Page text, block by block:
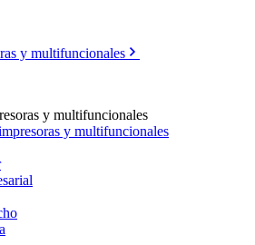
y multifuncionales
y multifuncionales
y multifuncionales